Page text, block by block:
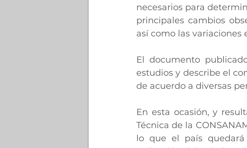
necesarios para
principales cambios
así como las variaciones
El documento
estudios y describe el
de acuerdo a diversas
En esta ocasión, y
Técnica de la
lo que el país